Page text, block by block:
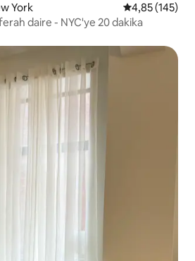
York 5 üzerinden
4,85 (145)
daire - NYC'ye 20 dakika